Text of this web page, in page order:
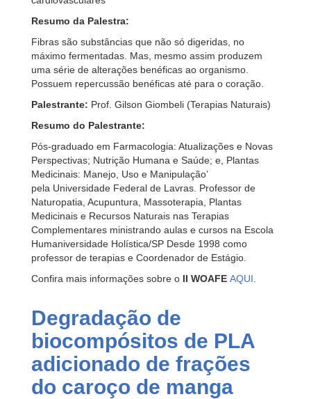
Resumo da Palestra:
Fibras são substâncias que não só digeridas, no
máximo fermentadas. Mas, mesmo assim produzem
uma série de alterações benéficas ao organismo.
Possuem repercussão benéficas até para o coração.
Palestrante: Prof. Gilson Giombeli (Terapias Naturais)
Resumo do Palestrante:
Pós-graduado em Farmacologia: Atualizações e Novas
Perspectivas; Nutrição Humana e Saúde; e, Plantas
Medicinais: Manejo, Uso e Manipulação’
pela Universidade Federal de Lavras. Professor de
Naturopatia, Acupuntura, Massoterapia, Plantas
Medicinais e Recursos Naturais nas Terapias
Complementares ministrando aulas e cursos na Escola
Humaniversidade Holística/SP Desde 1998 como
professor de terapias e Coordenador de Estágio.
Confira mais informações sobre o II WOAFE AQUI
Degradação de
biocompósitos de PLA
adicionado de frações
do caroço de manga